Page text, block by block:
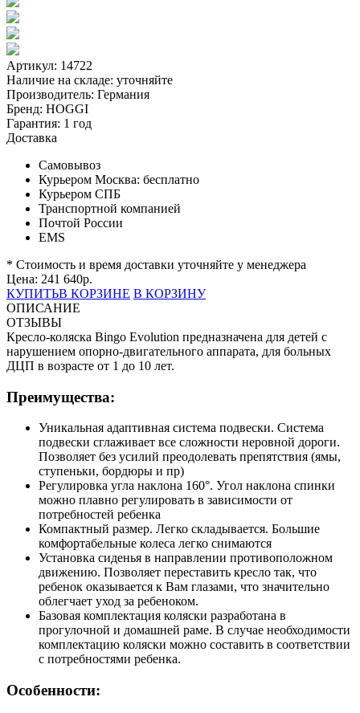
Артикул: 14722
Наличие на складе: уточняйте
Производитель: Германия
Бренд: HOGGI
Гарантия: 1 год
Доставка
Самовывоз
Курьером Москва: бесплатно
Курьером СПБ
Транспортной компанией
Почтой России
EMS
* Стоимость и время доставки уточняйте у менеджера
Цена: 241 640р.
КУПИТЬВ КОРЗИНЕ В КОРЗИНУ
ОПИСАНИЕ
ОТЗЫВЫ
Кресло-коляска Bingo Evolution предназначена для детей с
нарушением опорно-двигательного аппарата, для больных
ДЦП в возрасте от 1 до 10 лет.
Преимущества:
Уникальная адаптивная система подвески. Система
подвески сглаживает все сложности неровной дороги.
Позволяет без усилий преодолевать препятствия (ямы,
ступеньки, бордюры и пр)
Регулировка угла наклона 160°. Угол наклона спинки
можно плавно регулировать в зависимости от
потребностей ребенка
Компактный размер. Легко складывается. Большие
комфортабельные колеса легко снимаются
Установка сиденья в направлении противоположном
движению. Позволяет переставить кресло так, что
ребенок оказывается к Вам глазами, что значительно
облегчает уход за ребеноком.
Базовая комплектация коляски разработана в
прогулочной и домашней раме. В случае необходимости
комплектацию коляски можно составить в соответствии
с потребностями ребенка.
Особенности: